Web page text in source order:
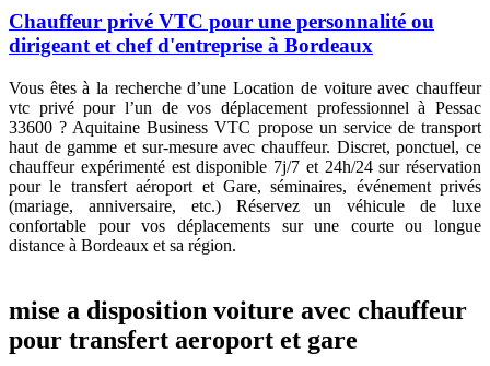
Chauffeur privé VTC pour une personnalité ou
dirigeant et chef d'entreprise à Bordeaux
Vous êtes à la recherche d’uneLocation de voiture avec chauffeur
vtc privé pour l’un de vos déplacement professionnel à Pessac
33600 ? Aquitaine Business VTC propose un service de transport
haut de gamme et sur-mesure avec chauffeur. Discret, ponctuel, ce
chauffeur expérimenté est disponible 7j/7 et 24h/24 sur réservation
pour le transfertaéroport et Gare, séminaires, événement privés
(mariage, anniversaire, etc.) Réservez un véhicule de luxe
confortable pour vos déplacements sur une courte ou longue
distance à Bordeaux et sa région.
mise a disposition voiture avec chauffeur
pour transfert aeroport et gare